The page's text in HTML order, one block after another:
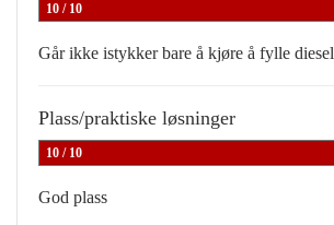
10 / 10
Går ikke istykker bare å kjøre å fylle diesel
Plass/praktiske løsninger
10 / 10
God plass